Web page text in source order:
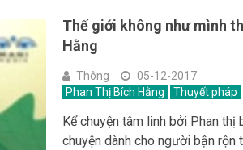
Thế giới không như mình
Hằng
Thông
05-12-2017
Phan Thị Bích Hằng
Thuyết pháp
Kể chuyện tâm linh bởi Phan thị
chuyện dành cho người bận rộn